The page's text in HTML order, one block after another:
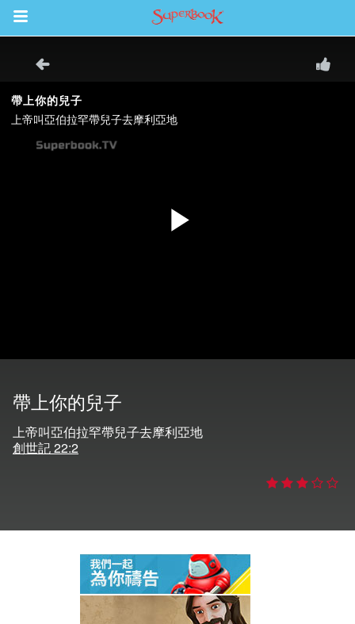
Return to Content
帶上你的兒子
上帝叫亞伯拉罕帶兒子去摩利亞地
創世記 22:2